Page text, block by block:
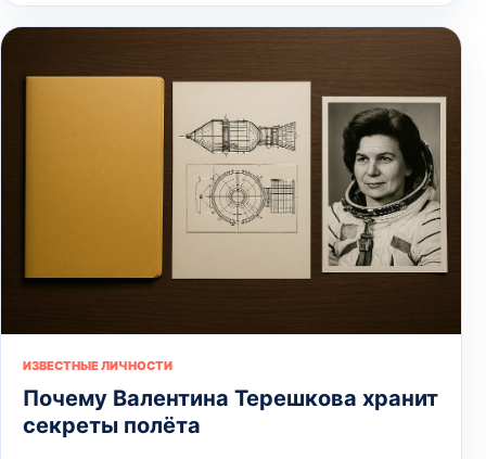
ИЗВЕСТНЫЕ ЛИЧНОСТИ
Почему Валентина Терешкова хранит
секреты полёта